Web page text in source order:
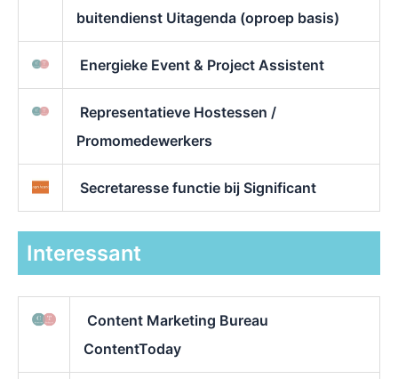
buitendienst Uitagenda (oproep basis)
Energieke Event & Project Assistent
Representatieve Hostessen /
Promomedewerkers
Secretaresse functie bij Significant
Interessant
Content Marketing Bureau
ContentToday